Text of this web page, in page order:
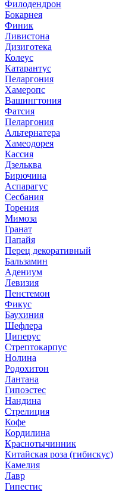
Филодендрон
Бокарнея
Финик
Ливистона
Дизиготека
Колеус
Катарантус
Пеларгония
Хамеропс
Вашингтония
Фатсия
Пеларгония
Альтернатера
Хамеодорея
Кассия
Дзельква
Бирючина
Аспарагус
Сесбания
Торения
Мимоза
Гранат
Папайя
Перец декоративный
Бальзамин
Адениум
Левизия
Пенстемон
Фикус
Баухиния
Шефлера
Циперус
Стрептокарпус
Нолина
Родохитон
Лантана
Гипоэстес
Нандина
Стрелиция
Кофе
Кордилина
Краснотычинник
Китайская роза (гибискус)
Камелия
Лавр
Гипестис